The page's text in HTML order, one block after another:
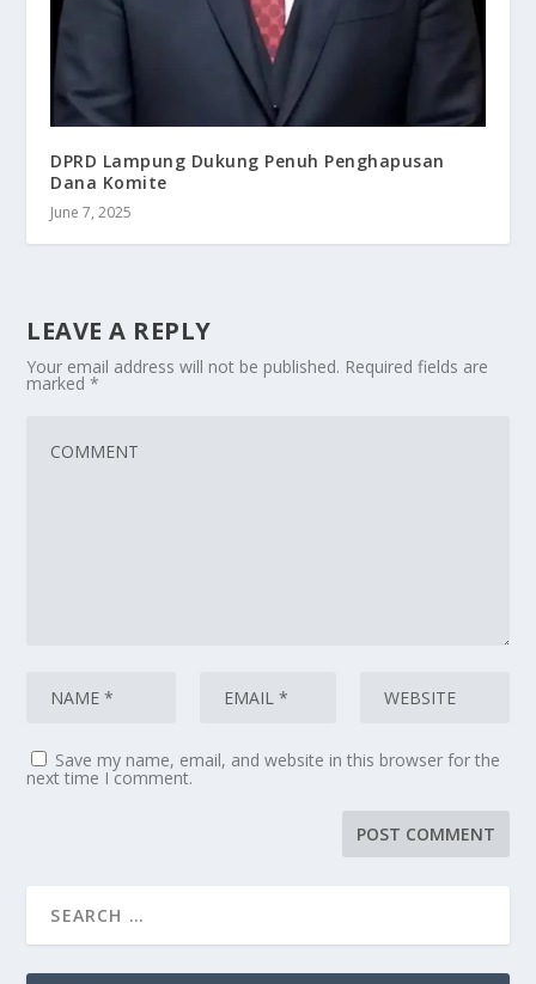
DPRD Lampung Dukung Penuh Penghapusan
Dana Komite
June 7, 2025
LEAVE A REPLY
Your email address will not be published. Required fields are
marked*
Save my name, email, and website in this browser for the
next time I comment.